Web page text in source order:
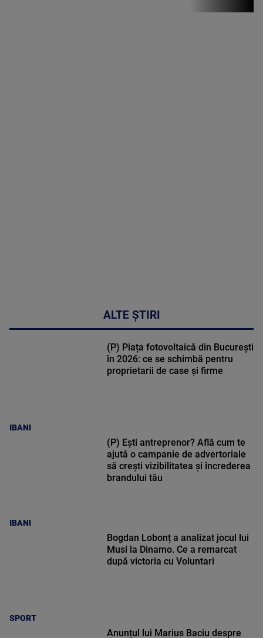
ALTE ȘTIRI
IBANI
(P) Piața fotovoltaică din București
în 2026: ce se schimbă pentru
proprietarii de case și firme
IBANI
(P) Ești antreprenor? Află cum te
ajută o campanie de advertoriale
să crești vizibilitatea și încrederea
brandului tău
SPORT
Bogdan Lobonț a analizat jocul lui
Musi la Dinamo. Ce a remarcat
după victoria cu Voluntari
Anunțul lui Marius Baciu despre